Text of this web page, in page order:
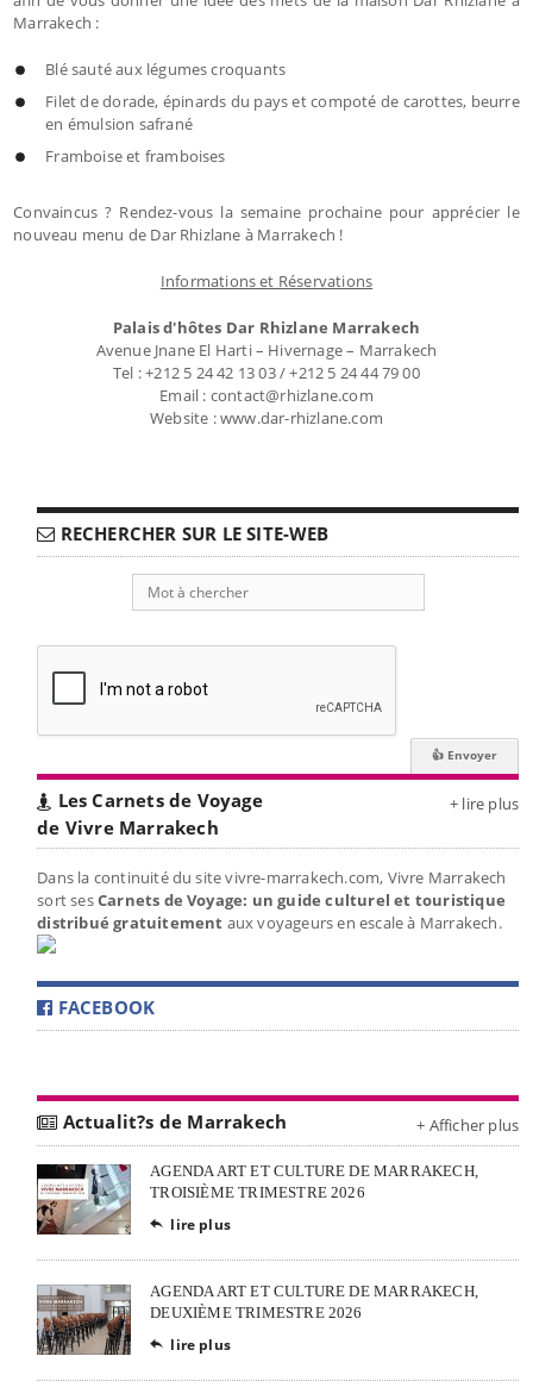
Marrakech :
Blé sauté aux légumes croquants
Filet de dorade, épinards du pays et compoté de carottes, beurre
en émulsion safrané
Framboise et framboises
Convaincus ? Rendez-vous la semaine prochaine pour apprécier le
nouveau menu de Dar Rhizlane à Marrakech !
Informations et Réservations
Palais d'hôtes Dar Rhizlane Marrakech
Avenue Jnane El Harti – Hivernage – Marrakech
Tel : +212 5 24 42 13 03 / +212 5 24 44 79 00
Email : contact@rhizlane.com
Website : www.dar-rhizlane.com
RECHERCHER SUR LE SITE-WEB
Les Carnets de Voyage
de Vivre Marrakech
+ lire plus
Dans la continuité du site vivre-marrakech.com, Vivre Marrakech
sort sesCarnets de Voyage: un guide culturel et touristique
distribué gratuitement aux voyageurs en escale à Marrakech.
FACEBOOK
Actualit?s de Marrakech + Afficher plus
AGENDA ART ET CULTURE DE MARRAKECH,
TROISIÈME TRIMESTRE 2026
 lire plus
AGENDA ART ET CULTURE DE MARRAKECH,
DEUXIÈME TRIMESTRE 2026
 lire plus